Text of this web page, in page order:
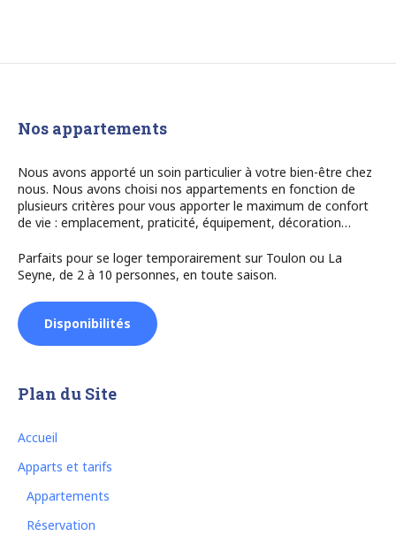
Nos appartements
Nous avons apporté un soin particulier à votre bien-être chez
nous. Nous avons choisi nos appartements en fonction de
plusieurs critères pour vous apporter le maximum de confort
de vie : emplacement, praticité, équipement, décoration…
Parfaits pour se loger temporairement sur Toulon ou La
Seyne, de 2 à 10 personnes, en toute saison.
Disponibilités
Plan du Site
Accueil
Apparts et tarifs
Appartements
Réservation